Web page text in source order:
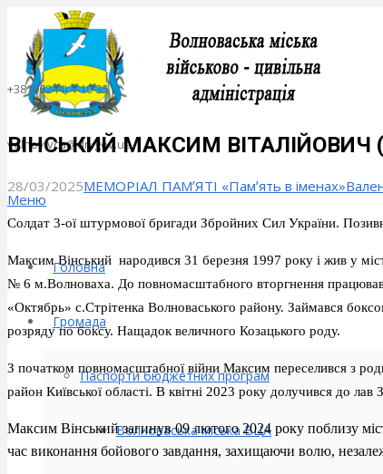
+38 (06244) 4-10-35
volnov.vca@dn.gov.ua
Меню
Головна
Громада
Паспорти бюджетних програм
Волноваська міська ВЦА
ВІНСЬКИЙ МАКСИМ ВІТАЛІЙОВИЧ
28/03/2025МЕМОРІАЛ ПАМʼЯТІ «Памʼять в іменах»
Солдат 3-ої штурмової бригади Збройних Сил України.
Максим Вінський народився 31 березня 1997 року і жив у
№ 6 м.Волноваха. До повномасштабного вторгнення працював
«Октябрь» с.Стрітенка Волноваського району. Займався
розряду по боксу. Нащадок величного Козацького роду.
З початком повномасштабної війни Максим переселився з
район Київської області. В квітні 2023 року долучився до
Максим Вінський загинув 09 лютого 2024 року поблизу
час виконання бойового завдання, захищаючи волю,